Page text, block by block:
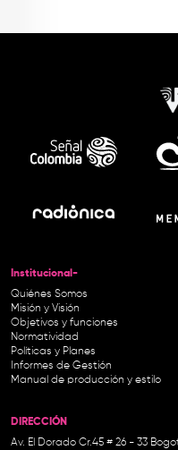
Institucional-
Quiénes Somos
Misión y Visión
Objetivos y funciones
Normatividad
Políticas y Planes
Informes de Gestión
Manual de producción y estilo
DIRECCIÓN
Av. El Dorado Cr.45 # 26 - 33